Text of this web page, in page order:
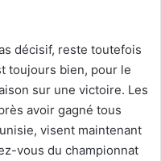
décisif, reste toutefois
toujours bien, pour le
sur une victoire. Les
avoir gagné tous
visent maintenant
vous du championnat